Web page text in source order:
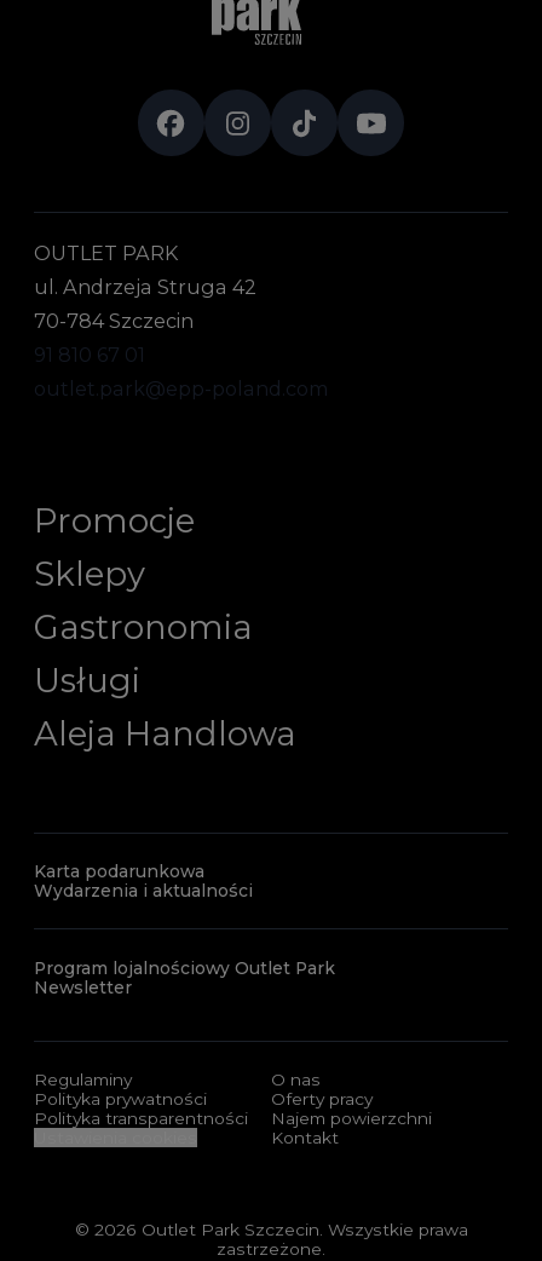
OUTLET PARK
ul. Andrzeja Struga 42
70-784 Szczecin
91 810 67 01
outlet.park@epp-poland.com
Promocje
Sklepy
Gastronomia
Usługi
Aleja Handlowa
Karta podarunkowa
Wydarzenia i aktualności
Program lojalnościowy Outlet Park
Newsletter
Regulaminy
Polityka prywatności
Polityka transparentności
O nas
Oferty pracy
Najem powierzchni
Kontakt
© 2026 Outlet Park Szczecin. Wszystkie prawa
zastrzeżone.